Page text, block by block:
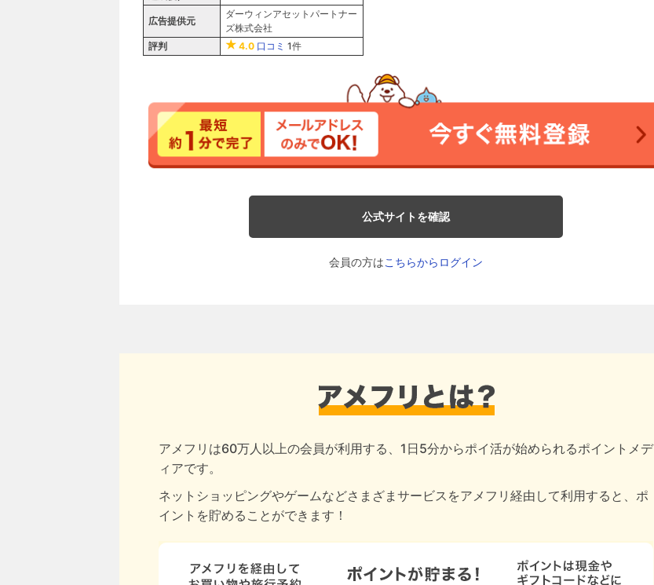
広告提供元
ダーウィンアセットパートナー
ズ株式会社
評判
4.0 口コミ 1件
公式サイトを確認
会員の方はこちらからログイン
アメフリは60万人以上の会員が利用する、1日5分からポイ活が始められるポイントメデ
ィアです。
ネットショッピングやゲームなどさまざまサービスをアメフリ経由して利用すると、ポ
イントを貯めることができます！